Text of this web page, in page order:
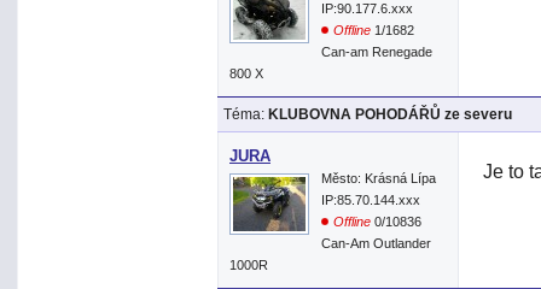
IP:90.177.6.xxx
Offline 1/1682
Can-am Renegade
800 X
Téma: KLUBOVNA POHODÁŘŮ ze severu
JURA
Město: Krásná Lípa
IP:85.70.144.xxx
Offline 0/10836
Can-Am Outlander
1000R
Je to